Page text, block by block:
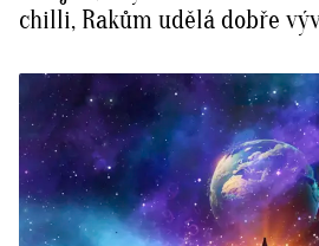
chilli, Rakům udělá dobře